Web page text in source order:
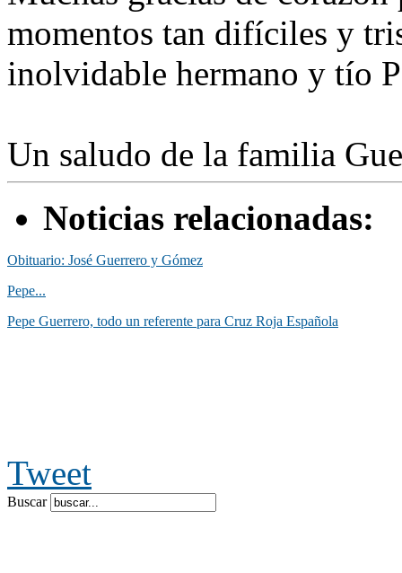
momentos tan difíciles y
inolvidable hermano y tío
Un saludo de la familia
Noticias relacionadas:
Obituario: José Guerrero y Gómez
Pepe...
Pepe Guerrero, todo un referente para Cruz Roja Española
Tweet
Buscar